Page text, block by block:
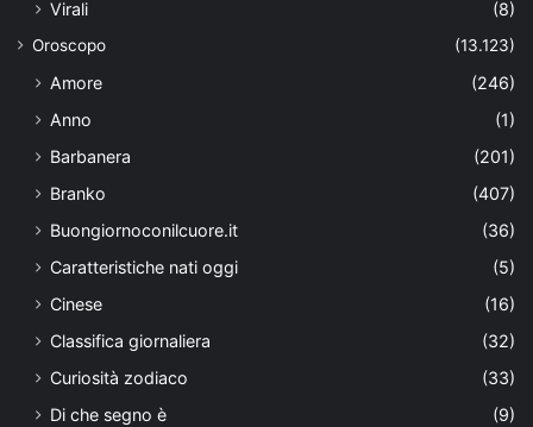
Virali
(8)
Oroscopo (13.123)
Amore
(246)
Anno
(1)
Barbanera
(201)
Branko
(407)
Buongiornoconilcuore.it
(36)
Caratteristiche nati oggi
(5)
Cinese
(16)
Classifica giornaliera
(32)
Curiosità zodiaco
(33)
Di che segno è
(9)